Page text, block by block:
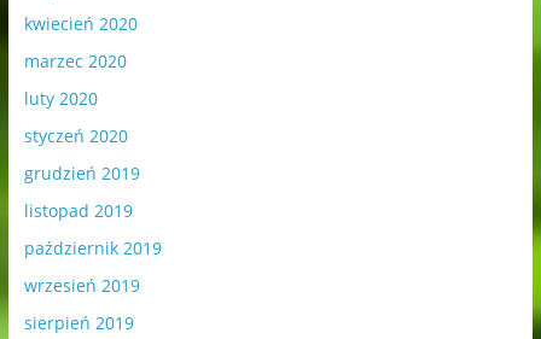
kwiecień 2020
marzec 2020
luty 2020
styczeń 2020
grudzień 2019
listopad 2019
październik 2019
wrzesień 2019
sierpień 2019